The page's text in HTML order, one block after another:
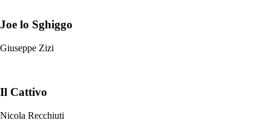
Joe lo Sghiggo
Giuseppe Zizi
Il Cattivo
Nicola Recchiuti